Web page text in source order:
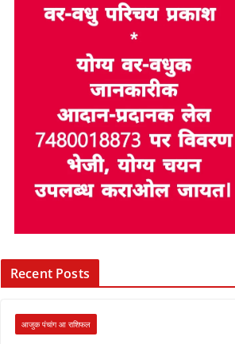
Recent Posts
आजुक पंचांग आ राशिफल